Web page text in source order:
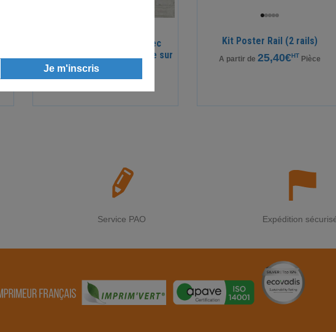
Papier satiné 200grs, avec
impression Mat (ou brillante sur
demande)
6,34€HT
Kit Poster Rail (2 rails)
A partir de 25,40€HT Pièce
Service PAO Expédition